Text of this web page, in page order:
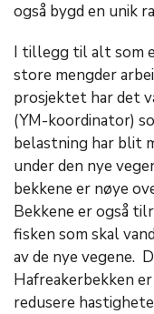
også bygd en unik
I tillegg til alt som
store mengder
prosjektet har det
(YM-koordinator)
belastning har blit
under den nye
bekkene er nøye
Bekkene er også
fisken som skal
av de nye vegene.
Hafreakerbekken
redusere